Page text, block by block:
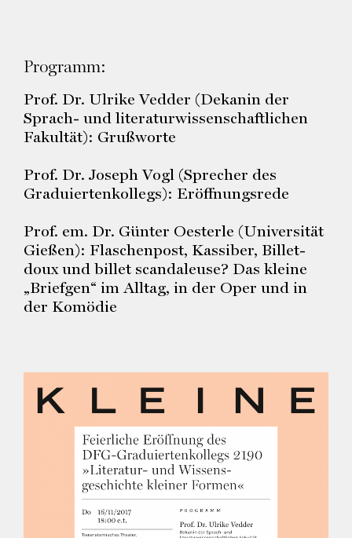
Programm:
Prof. Dr. Ulrike Vedder (Dekanin der
Sprach- und literaturwissenschaftlichen
Fakultät): Grußworte
Prof. Dr. Joseph Vogl (Sprecher des
Graduiertenkollegs): Eröffnungsrede
Prof. em. Dr. Günter Oesterle (Universität
Gießen): Flaschenpost, Kassiber, Billet-
doux und billet scandaleuse? Das kleine
„Briefgen“ im Alltag, in der Oper und in
der Komödie